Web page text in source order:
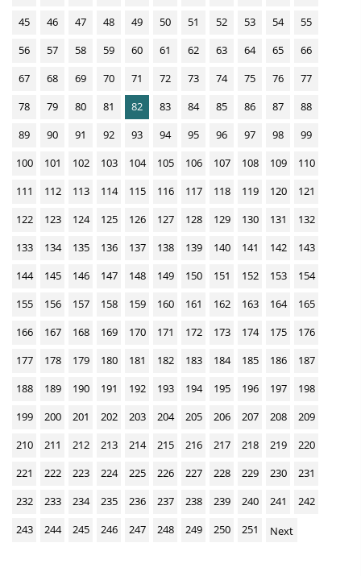
si
o
o
w
n
a
d
s
45
46 47 48 49 50 51 52 53 54
55
56
57 58 59 60 61 62 63 64 65
66
67
68 69 70 71 72 73 74 75 76
77
78
79 80 81 82 83 84 85 86 87
88
89
90 91 92 93 94 95 96 97 98
99
100
101 102 103 104 105 106 107 108 109
110
111
112 113 114 115 116 117 118 119 120
121
122
123 124 125 126 127 128 129 130 131
132
133
134 135 136 137 138 139 140 141 142
143
144
145 146 147 148 149 150 151 152 153
154
155
156 157 158 159 160 161 162 163 164
165
166
167 168 169 170 171 172 173 174 175
176
177
178 179 180 181 182 183 184 185 186
187
188
189 190 191 192 193 194 195 196 197
198
199
200 201 202 203 204 205 206 207 208
209
210
211 212 213 214 215 216 217 218 219
220
221
222 223 224 225 226 227 228 229 230
231
232
233 234 235 236 237 238 239 240 241
242
243
244 245 246 247 248 249 250 251 Next